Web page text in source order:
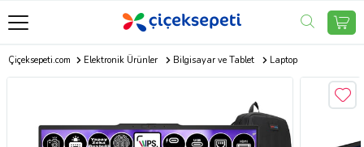
Çiçeksepeti.com Elektronik Ürünler Bilgisayar ve Tablet Laptop